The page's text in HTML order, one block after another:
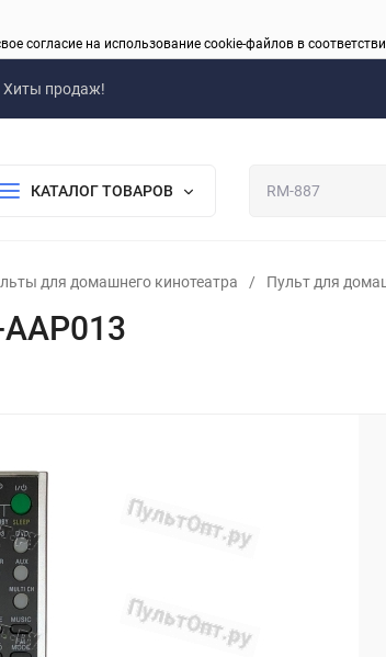
согласие на использование cookie-файлов в
Хиты продаж!
КАТАЛОГ ТОВАРОВ
для домашнего кинотеатра / Пульт для